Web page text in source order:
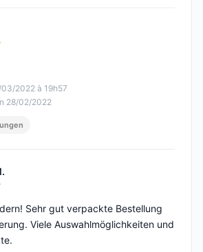
5
2022 à 19h57
28/02/2022
5
Sehr gut verpackte Bestellung
Viele Auswahlmöglichkeiten und